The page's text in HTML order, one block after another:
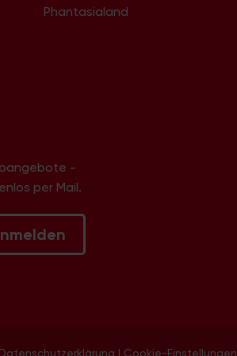
Phantasialand
-
per Mail.
Datenschutzerklärung | Cookie-Einstellungen